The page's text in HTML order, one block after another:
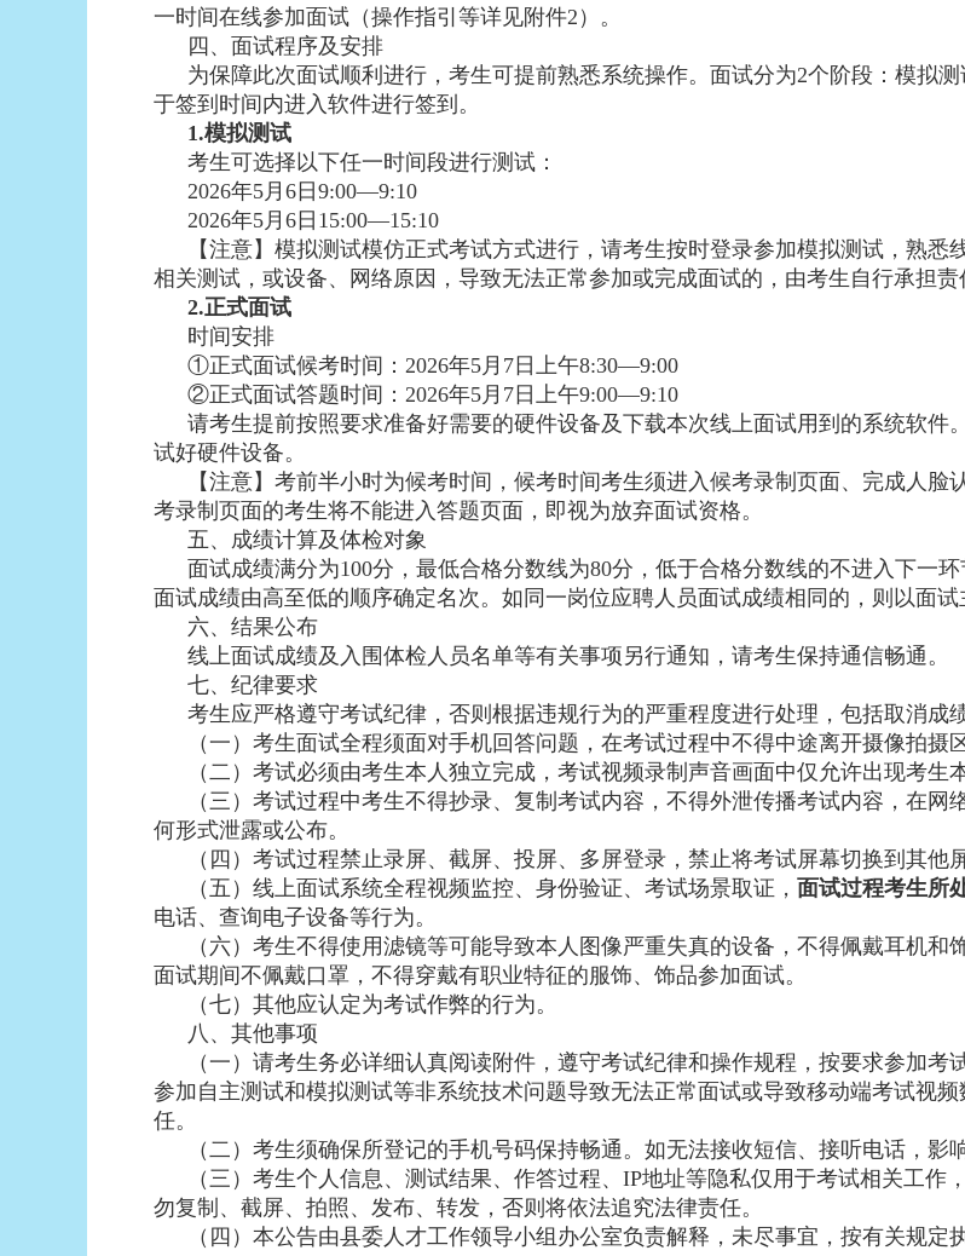
一时间在线参加面试（操作指引等详见附件2）。
四、面试程序及安排
为保障此次面试顺利进行，考生可提前熟悉系统操作。面试分为2个阶段：模拟
于签到时间内进入软件进行签到。
1.模拟测试
考生可选择以下任一时间段进行测试：
2026年5月6日9:00—9:10
2026年5月6日15:00—15:10
【注意】模拟测试模仿正式考试方式进行，请考生按时登录参加模拟测试，熟
相关测试，或设备、网络原因，导致无法正常参加或完成面试的，由考生自行承担责
2.正式面试
时间安排
①正式面试候考时间：2026年5月7日上午8:30—9:00
②正式面试答题时间：2026年5月7日上午9:00—9:10
请考生提前按照要求准备好需要的硬件设备及下载本次线上面试用到的系统软件
试好硬件设备。
【注意】考前半小时为候考时间，候考时间考生须进入候考录制页面、完成人
考录制页面的考生将不能进入答题页面，即视为放弃面试资格。
五、成绩计算及体检对象
面试成绩满分为100分，最低合格分数线为80分，低于合格分数线的不进入下一
面试成绩由高至低的顺序确定名次。如同一岗位应聘人员面试成绩相同的，则以面试
六、结果公布
线上面试成绩及入围体检人员名单等有关事项另行通知，请考生保持通信畅通。
七、纪律要求
考生应严格遵守考试纪律，否则根据违规行为的严重程度进行处理，包括取消成
（一）考生面试全程须面对手机回答问题，在考试过程中不得中途离开摄像拍摄
（二）考试必须由考生本人独立完成，考试视频录制声音画面中仅允许出现考生本
（三）考试过程中考生不得抄录、复制考试内容，不得外泄传播考试内容，在
何形式泄露或公布。
（四）考试过程禁止录屏、截屏、投屏、多屏登录，禁止将考试屏幕切换到其他
（五）线上面试系统全程视频监控、身份验证、考试场景取证， 面试过程考生所
电话、查询电子设备等行为。
（六）考生不得使用滤镜等可能导致本人图像严重失真的设备，不得佩戴耳机
面试期间不佩戴口罩，不得穿戴有职业特征的服饰、饰品参加面试。
（七）其他应认定为考试作弊的行为。
八、其他事项
（一）请考生务必详细认真阅读附件，遵守考试纪律和操作规程，按要求参加
参加自主测试和模拟测试等非系统技术问题导致无法正常面试或导致移动端考试视
任。
（二）考生须确保所登记的手机号码保持畅通。如无法接收短信、接听电话，影
（三）考生个人信息、测试结果、作答过程、IP地址等隐私仅用于考试相关工
勿复制、截屏、拍照、发布、转发，否则将依法追究法律责任。
（四）本公告由县委人才工作领导小组办公室负责解释，未尽事宜，按有关规定执